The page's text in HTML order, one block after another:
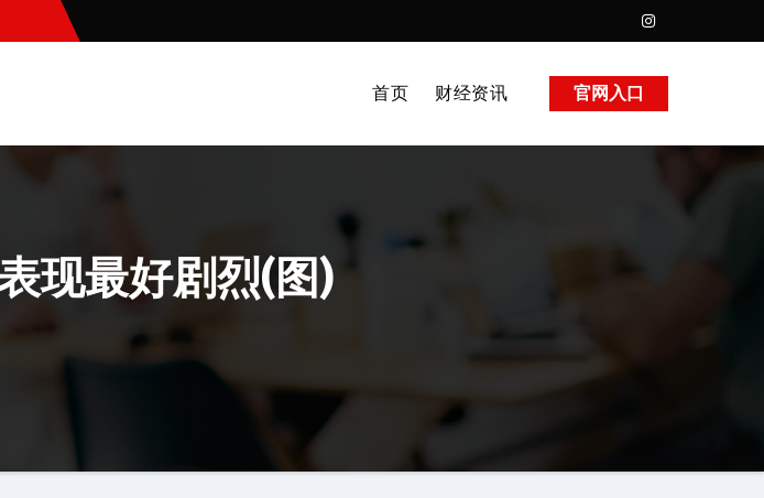
首页 财经资讯 官网入口
现最好剧烈(图)